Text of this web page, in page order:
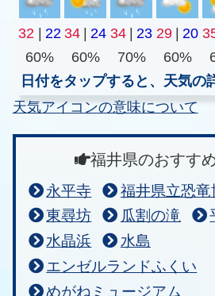
32 | 22 34 | 24 34 | 23 29 | 20
60%
60% 70% 60%
日付をタップすると、天気の
天気アイコンの意味について
福井県のおすす
永平寺
福井県立恐竜
東尋坊
瓜割の滝
水晶浜
水島
エンゼルランドふくい
めがねミュージアム